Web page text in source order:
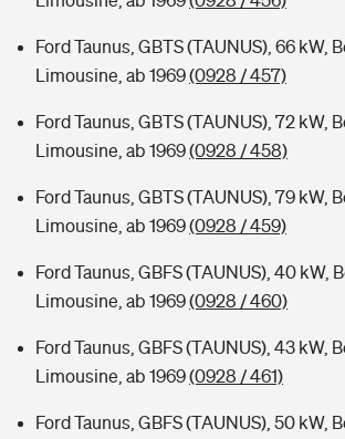
Ford Taunus, GBTS (TAUNUS), 66 kW,
Limousine, ab 1969(0928 / 457)
Ford Taunus, GBTS (TAUNUS), 72 kW,
Limousine, ab 1969(0928 / 458)
Ford Taunus, GBTS (TAUNUS), 79 kW,
Limousine, ab 1969(0928 / 459)
Ford Taunus, GBFS (TAUNUS), 40 kW,
Limousine, ab 1969(0928 / 460)
Ford Taunus, GBFS (TAUNUS), 43 kW,
Limousine, ab 1969(0928 / 461)
Ford Taunus, GBFS (TAUNUS), 50 kW,